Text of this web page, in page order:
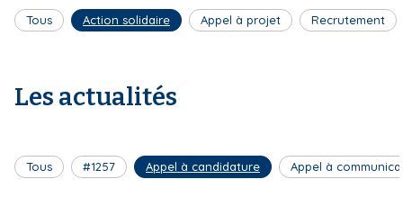
Tous Action solidaire Appel à projet Recrutement
Les actualités
Tous #1257 Appel à candidature Appel à